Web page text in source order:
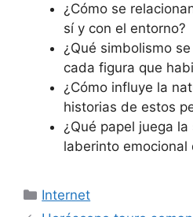
¿Cómo se
sí y con el entorno?
¿Qué simbolismo
cada figura que
¿Cómo influye la
historias de estos
¿Qué papel juega
laberinto emocional
Categorías
Internet